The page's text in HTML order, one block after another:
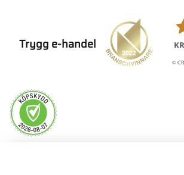
Trygg e-handel